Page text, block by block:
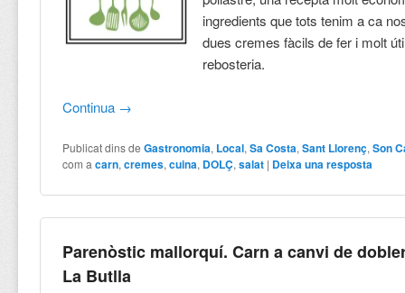
ingredients que tots tenim a ca
dues cremes fàcils de fer i molt
rebosteria.
Continua →
Publicat dins de Gastronomia, Local,Sa Costa,Sant Llorenç,Son
com a carn,cremes,cuina, DOLÇ,salat | Deixa una resposta
Parenòstic mallorquí. Carn a canvi de
La Butlla